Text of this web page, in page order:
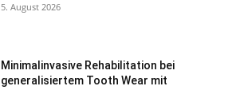
5. August 2026
Minimalinvasive Rehabilitation bei
generalisiertem Tooth Wear mit